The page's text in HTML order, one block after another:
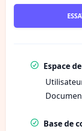
Espace
Base de